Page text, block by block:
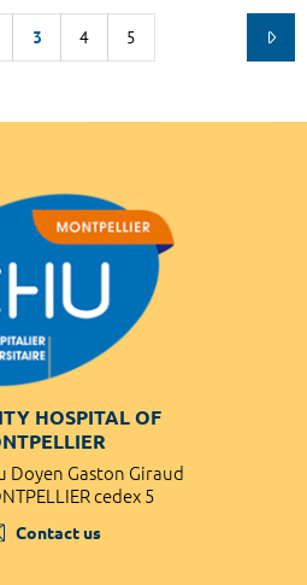
3 4 5
HOSPITAL OF
Doyen Gaston Giraud
cedex 5
Contact us